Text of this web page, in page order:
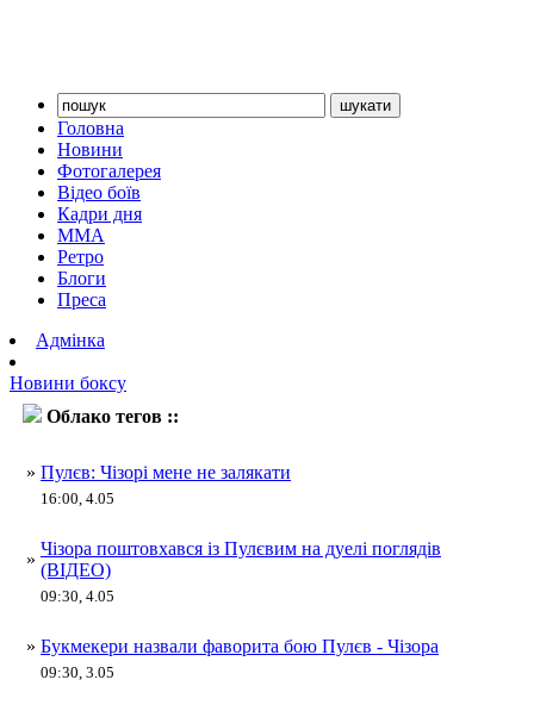
Головна
Новини
Фотогалерея
Відео боїв
Кадри дня
ММА
Ретро
Блоги
Преса
Адмінка
Новини боксу
Облако тегов ::
» Пулєв: Чізорі мене не залякати
16:00, 4.05
»
Чізора поштовхався із Пулєвим на дуелі поглядів
(ВІДЕО)
09:30, 4.05
» Букмекери назвали фаворита бою Пулєв - Чізора
09:30, 3.05